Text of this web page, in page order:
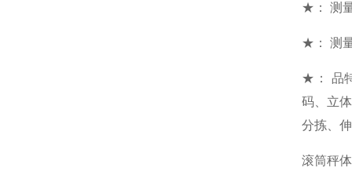
★： 测
★： 测
★： 品
码、立
分拣、
滚筒秤